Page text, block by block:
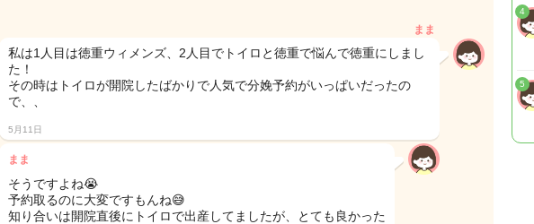
まま
私は1人目は徳重ウィメンズ、2人目でトイロと徳重で悩んで徳重にしまし
た！
その時はトイロが開院したばかりで人気で分娩予約がいっぱいだったの
で、、
5月11日
まま
そうですよね😭
予約取るのに大変ですもんね😅
知り合いは開院直後にトイロで出産してましたが、とても良かった
4
5